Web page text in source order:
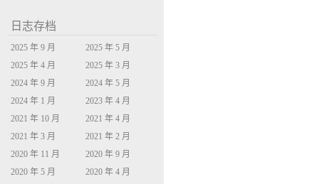
日志存档
2025 年 9 月
2025 年 5 月
2025 年 4 月
2025 年 3 月
2024 年 9 月
2024 年 5 月
2024 年 1 月
2023 年 4 月
2021 年 10 月
2021 年 4 月
2021 年 3 月
2021 年 2 月
2020 年 11 月
2020 年 9 月
2020 年 5 月
2020 年 4 月